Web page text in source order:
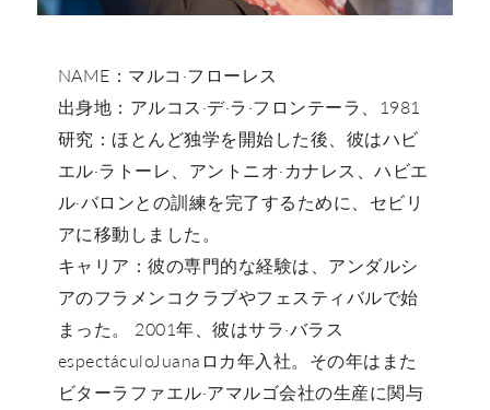
NAME：マルコ·フローレス
出身地：アルコス·デ·ラ·フロンテーラ、1981
研究：ほとんど独学を開始した後、彼はハビ
エル·ラトーレ、アントニオ·カナレス、ハビエ
ル·バロンとの訓練を完了するために、セビリ
アに移動しました。
キャリア：彼の専門的な経験は、アンダルシ
アのフラメンコクラブやフェスティバルで始
まった。 2001年、彼はサラ·バラス
espectáculoJuanaロカ年入社。その年はまた
ビターラファエル·アマルゴ会社の生産に関与